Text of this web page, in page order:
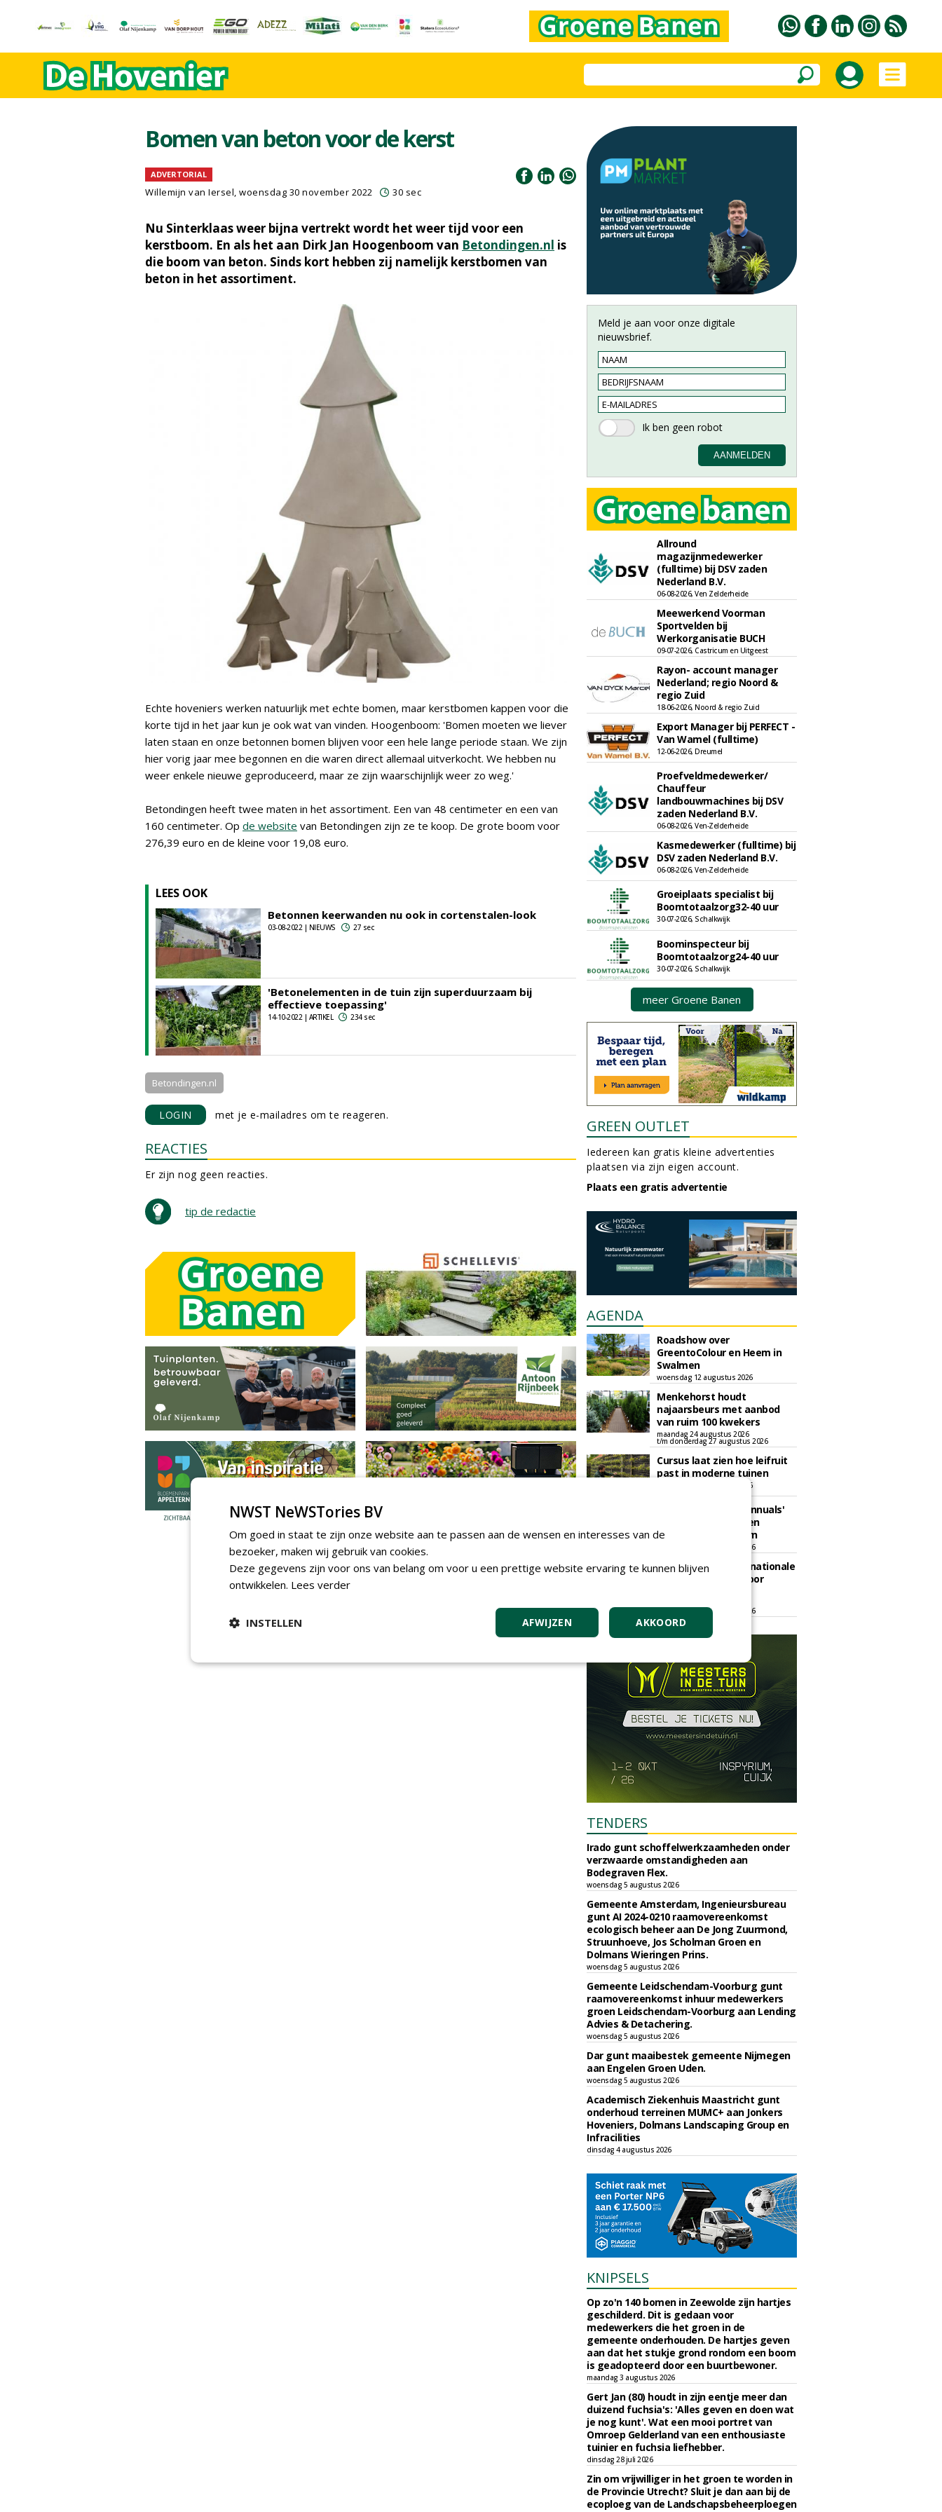
Bomen van beton voor de kerst
ADVERTORIAL
Willemijn van Iersel, woensdag 30 november 2022 30 sec
Nu Sinterklaas weer bijna vertrekt wordt het weer tijd voor een
kerstboom. En als het aan Dirk Jan Hoogenboom van Betondingen.nl is
die boom van beton. Sinds kort hebben zij namelijk kerstbomen van
beton in het assortiment.
Echte hoveniers werken natuurlijk met echte bomen, maar kerstbomen kappen voor die
korte tijd in het jaar kun je ook wat van vinden. Hoogenboom: 'Bomen moeten we liever
laten staan en onze betonnen bomen blijven voor een hele lange periode staan. We zijn
hier vorig jaar mee begonnen en die waren direct allemaal uitverkocht. We hebben nu
weer enkele nieuwe geproduceerd, maar ze zijn waarschijnlijk weer zo weg.'
Betondingen heeft twee maten in het assortiment. Een van 48 centimeter en een van
160 centimeter. Op de website van Betondingen zijn ze te koop. De grote boom voor
276,39 euro en de kleine voor 19,08 euro.
LEES OOK
Betonnen keerwanden nu ook in cortenstalen-look
03-08-2022 | NIEUWS 27 sec
'Betonelementen in de tuin zijn superduurzaam bij
effectieve toepassing'
14-10-2022 | ARTIKEL 234 sec
Betondingen.nl
LOGIN met je e-mailadres om te reageren.
REACTIES
Er zijn nog geen reacties.
tip de redactie
Meld je aan voor onze digitale
nieuwsbrief.
Allround
magazijnmedewerker
(fulltime) bij DSV zaden
Nederland B.V.
06-08-2026, Ven Zelderheide
Meewerkend Voorman
Sportvelden bij
Werkorganisatie BUCH
09-07-2026, Castricum en Uitgeest
Rayon- account manager
Nederland; regio Noord &
regio Zuid
18-06-2026, Noord & regio Zuid
Export Manager bij PERFECT -
Van Wamel (fulltime)
12-06-2026, Dreumel
Proefveldmedewerker/
Chauffeur
landbouwmachines bij DSV
zaden Nederland B.V.
06-08-2026, Ven-Zelderheide
Kasmedewerker (fulltime) bij
DSV zaden Nederland B.V.
06-08-2026, Ven-Zelderheide
Groeiplaats specialist bij
Boomtotaalzorg32-40 uur
30-07-2026, Schalkwijk
Boominspecteur bij
Boomtotaalzorg24-40 uur
30-07-2026, Schalkwijk
meer Groene Banen
GREEN OUTLET
Iedereen kan gratis kleine advertenties
plaatsen via zijn eigen account.
Plaats een gratis advertentie
AGENDA
Roadshow over
GreentoColour en Heem in
Swalmen
woensdag 12 augustus 2026
Menkehorst houdt
najaarsbeurs met aanbod
van ruim 100 kwekers
maandag 24 augustus 2026
t/m donderdag 27 augustus 2026
Cursus laat zien hoe leifruit
past in moderne tuinen
woensdag 26 augustus 2026
Vakdag 'All About Annuals'
zet eenjarige planten
centraal in Appeltern
donderdag 27 augustus 2026
GaLaBau 2026: internationale
ontmoetingsplek voor
t/m vrijdag 18 september 2026
TENDERS
Irado gunt schoffelwerkzaamheden onder
verzwaarde omstandigheden aan
Bodegraven Flex.
woensdag 5 augustus 2026
Gemeente Amsterdam, Ingenieursbureau
gunt AI 2024-0210 raamovereenkomst
ecologisch beheer aan De Jong Zuurmond,
Struunhoeve, Jos Scholman Groen en
Dolmans Wieringen Prins.
woensdag 5 augustus 2026
Gemeente Leidschendam-Voorburg gunt
raamovereenkomst inhuur medewerkers
groen Leidschendam-Voorburg aan Lending
Advies & Detachering.
woensdag 5 augustus 2026
Dar gunt maaibestek gemeente Nijmegen
aan Engelen Groen Uden.
woensdag 5 augustus 2026
Academisch Ziekenhuis Maastricht gunt
onderhoud terreinen MUMC+ aan Jonkers
Hoveniers, Dolmans Landscaping Group en
Infracilities
dinsdag 4 augustus 2026
KNIPSELS
Op zo'n 140 bomen in Zeewolde zijn hartjes
geschilderd. Dit is gedaan voor
medewerkers die het groen in de
gemeente onderhouden. De hartjes geven
aan dat het stukje grond rondom een boom
is geadopteerd door een buurtbewoner.
maandag 3 augustus 2026
Gert Jan (80) houdt in zijn eentje meer dan
duizend fuchsia's: 'Alles geven en doen wat
je nog kunt'. Wat een mooi portret van
Omroep Gelderland van een enthousiaste
tuinier en fuchsia liefhebber.
dinsdag 28 juli 2026
Zin om vrijwilliger in het groen te worden in
de Provincie Utrecht? Sluit je dan aan bij de
ecoploeg van de Landschapsbeheerploegen
NWST NeWSTories BV
Om goed in staat te zijn onze website aan te passen aan de wensen en interesses van de
bezoeker, maken wij gebruik van cookies.
Deze gegevens zijn voor ons van belang om voor u een prettige website ervaring te kunnen blijven
ontwikkelen. Lees verder
AKKOORD
AFWIJZEN
INSTELLEN